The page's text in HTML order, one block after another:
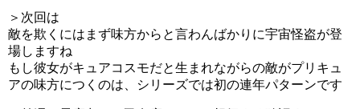
＞次回は
敵を欺くにはまず味方からと言わんばかりに宇宙怪盗が登
場しますね
もし彼女がキュアコスモだと生まれながらの敵がプリキュ
アの味方につくのは、シリーズでは初の連年パターンです